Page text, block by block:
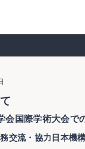
会国際学術大会で
交流・協力日本機